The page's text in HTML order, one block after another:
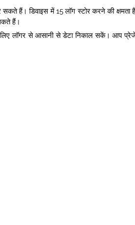
हैं। डिवाइस में 15 लॉग स्टोर करने की क्षमता
हैं।
लिए लॉगर से आसानी से डेटा निकाल सकें। आप